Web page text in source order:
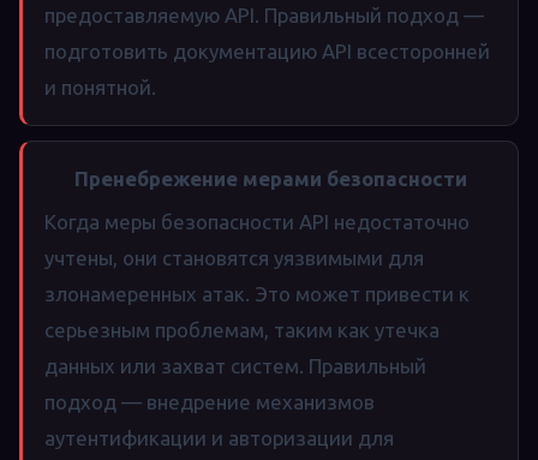
предоставляемую API. Правильный подход —
подготовить документацию API всесторонней
и понятной.
Пренебрежение мерами безопасности
Когда меры безопасности API недостаточно
учтены, они становятся уязвимыми для
злонамеренных атак. Это может привести к
серьезным проблемам, таким как утечка
данных или захват систем. Правильный
подход — внедрение механизмов
аутентификации и авторизации для